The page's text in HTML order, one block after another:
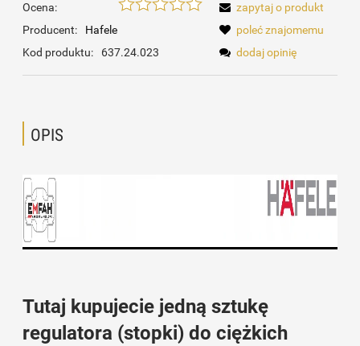
Ocena:
Producent:
Hafele
Kod produktu:
637.24.023
zapytaj o produkt
poleć znajomemu
dodaj opinię
OPIS
Tutaj kupujecie jedną sztukę
regulatora (stopki) do ciężkich